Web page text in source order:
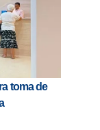
toma de